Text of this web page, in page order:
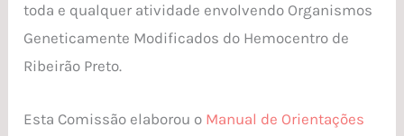
toda e qualquer atividade envolvendo Organismos
Geneticamente Modificados do Hemocentro de
Ribeirão Preto.
Esta Comissão elaborou o Manual de Orientações